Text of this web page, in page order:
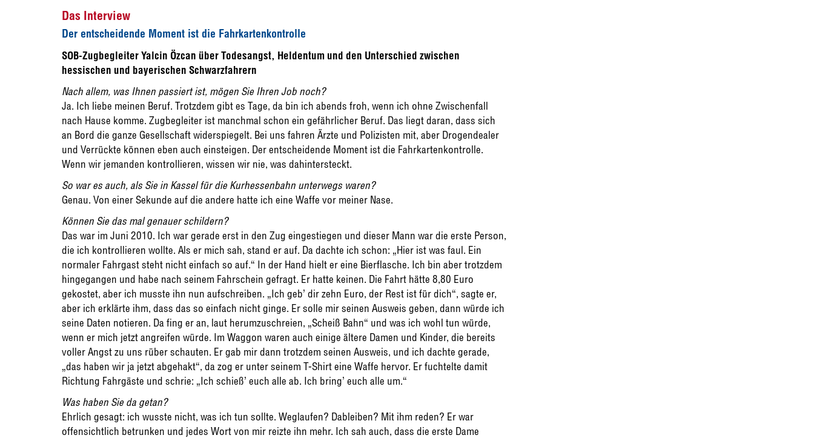
Das Interview
Der entscheidende Moment ist die Fahrkartenkontrolle
SOB-Zugbegleiter Yalcin Özcan über Todesangst, Heldentum und den Unterschied zwischen
hessischen und bayerischen Schwarzfahrern
Nach allem, was Ihnen passiert ist, mögen Sie Ihren Job noch?
Ja. Ich liebe meinen Beruf. Trotzdem gibt es Tage, da bin ich abends froh, wenn ich ohne Zwischenfall
nach Hause komme. Zugbegleiter ist manchmal schon ein gefährlicher Beruf. Das liegt daran, dass sich
an Bord die ganze Gesellschaft widerspiegelt. Bei uns fahren Ärzte und Polizisten mit, aber Drogendealer
und Verrückte können eben auch einsteigen. Der entscheidende Moment ist die Fahrkartenkontrolle.
Wenn wir jemanden kontrollieren, wissen wir nie, was dahintersteckt.
So war es auch, als Sie in Kassel für die Kurhessenbahn unterwegs waren?
Genau. Von einer Sekunde auf die andere hatte ich eine Waffe vor meiner Nase.
Können Sie das mal genauer schildern?
Das war im Juni 2010. Ich war gerade erst in den Zug eingestiegen und dieser Mann war die erste Person,
die ich kontrollieren wollte. Als er mich sah, stand er auf. Da dachte ich schon: „Hier ist was faul. Ein
normaler Fahrgast steht nicht einfach so auf.“ In der Hand hielt er eine Bierflasche. Ich bin aber trotzdem
hingegangen und habe nach seinem Fahrschein gefragt. Er hatte keinen. Die Fahrt hätte 8,80 Euro
gekostet, aber ich musste ihn nun aufschreiben. „Ich geb’ dir zehn Euro, der Rest ist für dich“, sagte er,
aber ich erklärte ihm, dass das so einfach nicht ginge. Er solle mir seinen Ausweis geben, dann würde ich
seine Daten notieren. Da fing er an, laut herumzuschreien, „Scheiß Bahn“ und was ich wohl tun würde,
wenn er mich jetzt angreifen würde. Im Waggon waren auch einige ältere Damen und Kinder, die bereits
voller Angst zu uns rüber schauten. Er gab mir dann trotzdem seinen Ausweis, und ich dachte gerade,
„das haben wir ja jetzt abgehakt“, da zog er unter seinem T-Shirt eine Waffe hervor. Er fuchtelte damit
Richtung Fahrgäste und schrie: „Ich schieß’ euch alle ab. Ich bring’ euch alle um.“
Was haben Sie da getan?
Ehrlich gesagt: ich wusste nicht, was ich tun sollte. Weglaufen? Dableiben? Mit ihm reden? Er war
offensichtlich betrunken und jedes Wort von mir reizte ihn mehr. Ich sah auch, dass die erste Dame